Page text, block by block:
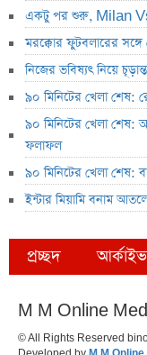
একটু পর শুরু, Milan Vs
মরক্কোর ফুটবলারের সঙ্গে
নিজের ভবিষ্যৎ নিয়ে
৯০ মিনিটের খেলা শেষ:
৯০ মিনিটের খেলা শেষ:
ফলাফল
৯০ মিনিটের খেলা শেষ:
ইন্টার মিয়ামি বনাম
প্রচ্ছদ আর্কাইভ
M M Online
© All Rights Reserved